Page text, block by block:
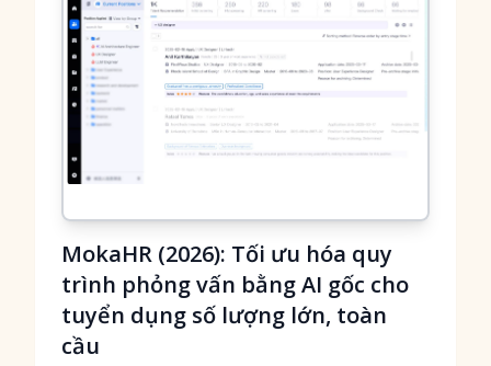
MokaHR (2026): Tối ưu hóa quy
trình phỏng vấn bằng AI gốc cho
tuyển dụng số lượng lớn, toàn
cầu